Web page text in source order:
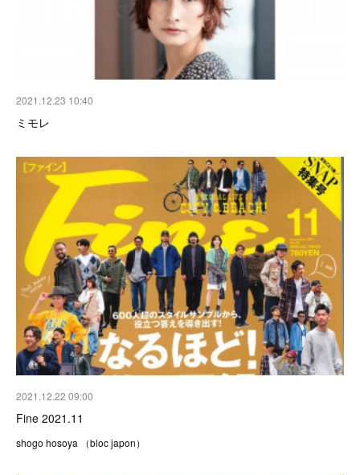
2021.12.23 10:40
ミモレ
2021.12.22 09:00
Fine 2021.11
shogo hosoya （bloc japon）